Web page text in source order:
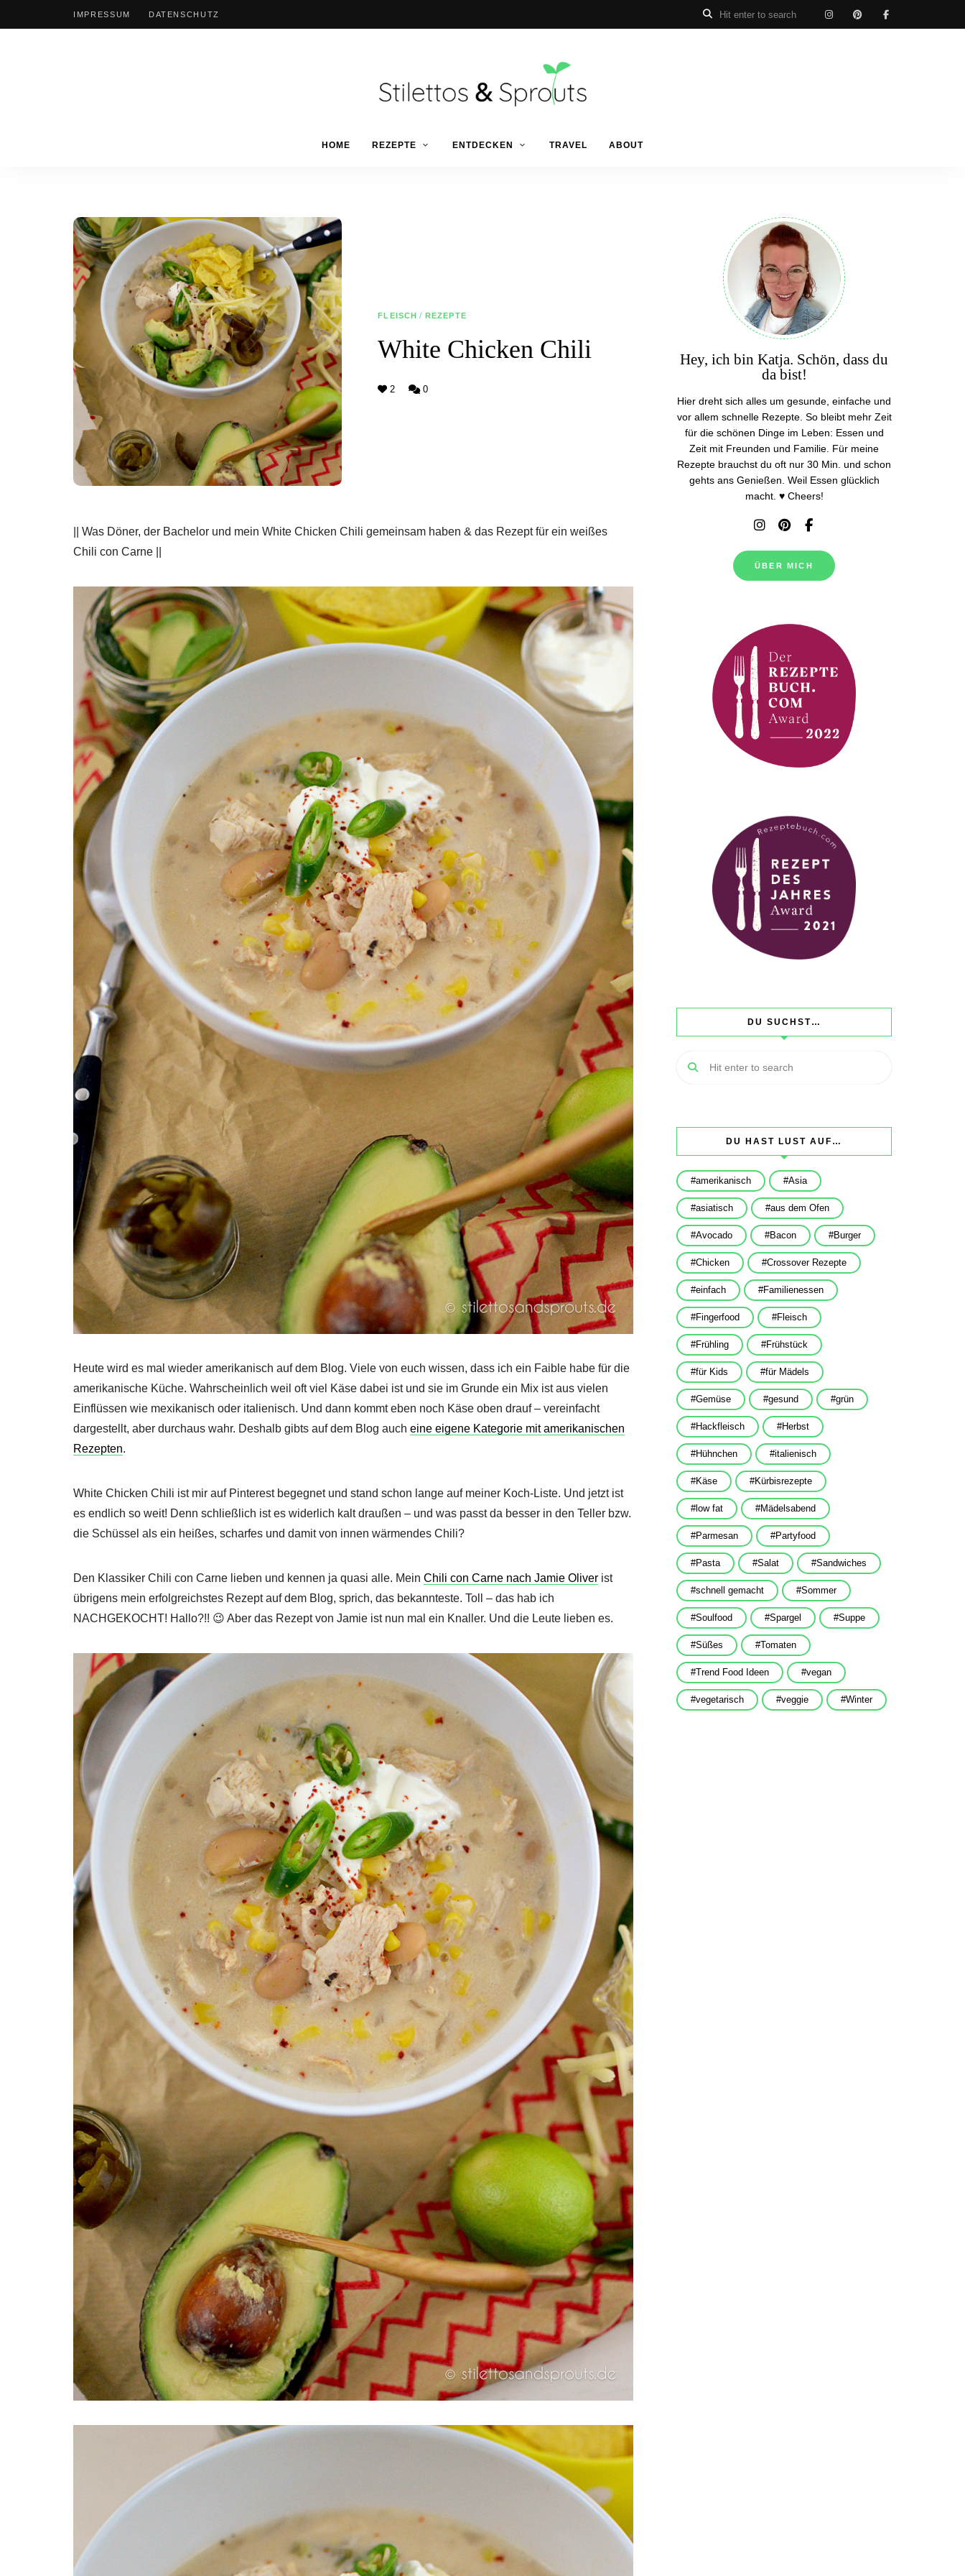
IMPRESSUM DATENSCHUTZ
Stilettos
Food
Blog
HOME REZEPTE ENTDECKEN TRAVEL ABOUT
FLEISCH / REZEPTE
White Chicken Chili
2 0
|| Was Döner, der Bachelor und mein White Chicken Chili gemeinsam haben & das Rezept für ein weißes
Chili con Carne ||
Heute wird es mal wieder amerikanisch auf dem Blog. Viele von euch wissen, dass ich ein Faible habe für die
amerikanische Küche. Wahrscheinlich weil oft viel Käse dabei ist und sie im Grunde ein Mix ist aus vielen
Einflüssen wie mexikanisch oder italienisch. Und dann kommt eben noch Käse oben drauf – vereinfacht
dargestellt, aber durchaus wahr. Deshalb gibts auf dem Blog auch eine eigene Kategorie mit amerikanischen
Rezepten.
White Chicken Chili ist mir auf Pinterest begegnet und stand schon lange auf meiner Koch-Liste. Und jetzt ist
es endlich so weit! Denn schließlich ist es widerlich kalt draußen – und was passt da besser in den Teller bzw.
die Schüssel als ein heißes, scharfes und damit von innen wärmendes Chili?
Den Klassiker Chili con Carne lieben und kennen ja quasi alle. Mein Chili con Carne nach Jamie Oliver ist
übrigens mein erfolgreichstes Rezept auf dem Blog, sprich, das bekannteste. Toll – das hab ich
NACHGEKOCHT! Hallo?!! 😉 Aber das Rezept von Jamie ist nun mal ein Knaller. Und die Leute lieben es.
Hey, ich bin Katja. Schön, dass du
da bist!
Hier dreht sich alles um gesunde, einfache und
vor allem schnelle Rezepte. So bleibt mehr Zeit
für die schönen Dinge im Leben: Essen und
Zeit mit Freunden und Familie. Für meine
Rezepte brauchst du oft nur 30 Min. und schon
gehts ans Genießen. Weil Essen glücklich
macht. ♥ Cheers!
ÜBER MICH
DU SUCHST…
DU HAST LUST AUF…
amerikanisch Asia
asiatisch aus dem Ofen
Avocado Bacon Burger
Chicken Crossover Rezepte
einfach Familienessen
Fingerfood Fleisch
Frühling Frühstück
für Kids für Mädels
Gemüse gesund grün
Hackfleisch Herbst
Hühnchen italienisch
Käse Kürbisrezepte
low fat Mädelsabend
Parmesan Partyfood
Pasta Salat Sandwiches
schnell gemacht Sommer
Soulfood Spargel Suppe
Süßes Tomaten
Trend Food Ideen vegan
vegetarisch veggie Winter